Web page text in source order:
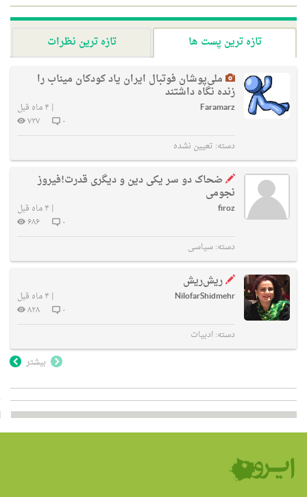
تازه ترین پست ها
تازه ترین نظرات
ملی‌پوشان فوتبال ایران یاد کودکان میناب را
زنده نگاه داشتند
Faramarz
| ۴ ماه قبل
۰
۷۲۷
دسته: تعیین نشده
ضحاک دو سر یکی دین و دیگری قدرت!فیروز
نجومی
firoz
| ۴ ماه قبل
۰
۶۸۶
دسته:سیاسی
ریش‌ریش
NilofarShidmehr
| ۴ ماه قبل
۰
۸۲۸
دسته:ادبیات
بیشتر